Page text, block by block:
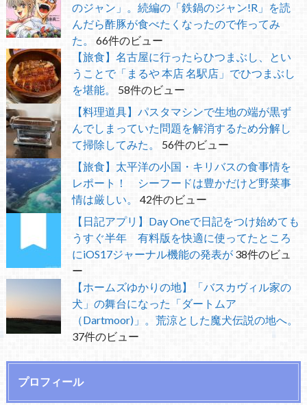
のジャン」。続編の「鉄鍋のジャン!R」を読
んだら酢豚が食べたくなったので作ってみ
た。
66件のビュー
【旅食】名古屋に行ったらひつまぶし、とい
うことで「まるや 本店 名駅店」でひつまぶし
を堪能。
58件のビュー
【料理道具】パスタマシンで生地の端が黒ず
んでしまっていた問題を解消するため分解し
て掃除してみた。
56件のビュー
【旅食】太平洋の小国・キリバスの食事情を
レポート！ シーフードは豊かだけど野菜事
情は厳しい。
42件のビュー
【日記アプリ】Day Oneで日記をつけ始めても
うすぐ半年 有料版を快適に使ってたところ
にiOS17ジャーナル機能の発表が 38件のビュ
ー
【ホームズゆかりの地】「バスカヴィル家の
犬」の舞台になった「ダートムア
（Dartmoor)」。荒涼とした魔犬伝説の地へ。
37件のビュー
プロフィール